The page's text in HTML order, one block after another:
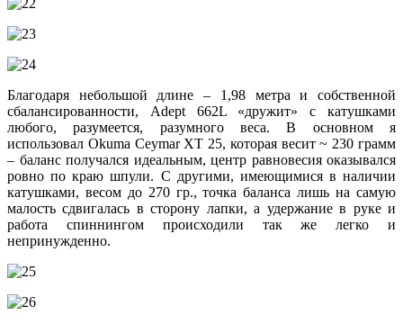
Благодаря небольшой длине – 1,98 метра и собственной
сбалансированности, Adept 662L «дружит» с катушками
любого, разумеется, разумного веса. В основном я
использовал Okuma Ceymar XT 25, которая весит ~ 230 грамм
– баланс получался идеальным, центр равновесия оказывался
ровно по краю шпули. С другими, имеющимися в наличии
катушками, весом до 270 гр., точка баланса лишь на самую
малость сдвигалась в сторону лапки, а удержание в руке и
работа спиннингом происходили так же легко и
непринужденно.